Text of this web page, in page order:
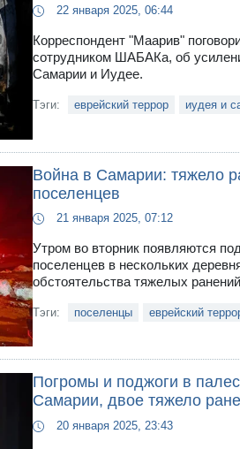
22 января 2025, 06:44
Корреспондент "Маарив"
сотрудником ШАБАКа, об
Самарии и Иудее.
Тэги: еврейский террор иудея и
Война в Самарии: тяжело
поселенцев
21 января 2025, 07:12
Утром во вторник появляются
поселенцев в нескольких
обстоятельства тяжелых
Тэги: поселенцы еврейский
Погромы и поджоги в
Самарии, двое тяжело
20 января 2025, 23:43